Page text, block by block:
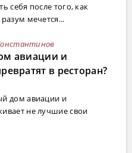
себя после того, как
мечется...
авиации и
в ресторан?
дом авиации и
не лучшие свои